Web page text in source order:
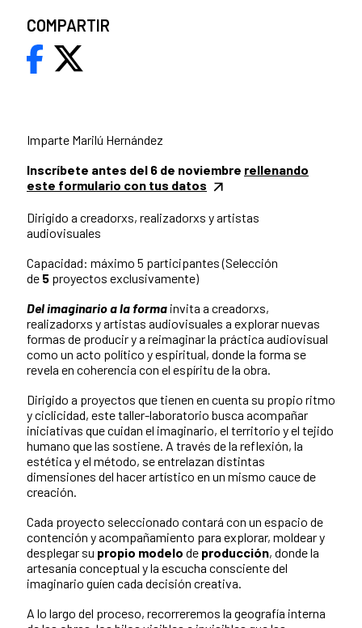
Imparte Marilú Hernández
Inscríbete antes del 6 de noviembre rellenando
este formulario con tus datos
Dirigido a creadorxs, realizadorxs y artistas
audiovisuales
Capacidad: máximo 5 participantes (Selección
de 5 proyectos exclusivamente)
Del imaginario a la forma invita a creadorxs,
realizadorxs y artistas audiovisuales a explorar nuevas
formas de producir y a reimaginar la práctica audiovisual
como un acto político y espiritual, donde la forma se
revela en coherencia con el espíritu de la obra.
Dirigido a proyectos que tienen en cuenta su propio ritmo
y ciclicidad, este taller-laboratorio busca acompañar
iniciativas que cuidan el imaginario, el territorio y el tejido
humano que las sostiene. A través de la reflexión, la
estética y el método, se entrelazan distintas
dimensiones del hacer artístico en un mismo cauce de
creación.
Cada proyecto seleccionado contará con un espacio de
contención y acompañamiento para explorar, moldear y
desplegar su propio modelo de producción, donde la
artesanía conceptual y la escucha consciente del
imaginario guíen cada decisión creativa.
A lo largo del proceso, recorreremos la geografía interna
COMPARTIR